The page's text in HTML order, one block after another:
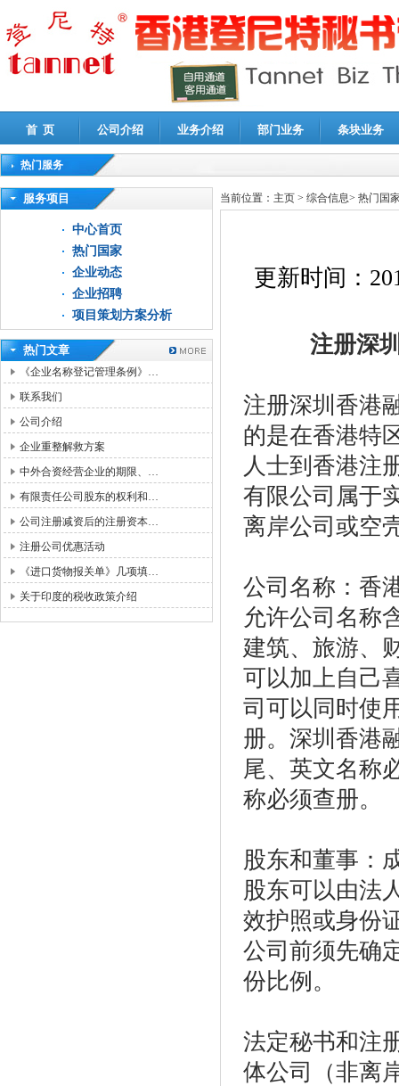
首 页 公司介绍 业务介绍 部门业务 条块业务
热门服务
高新技术企业认定审计|企业所得税汇算清缴申报鉴证
服务项目
中心首页
热门国家
企业动态
企业招聘
项目策划方案分析
热门文章
《企业名称登记管理条例》…
联系我们
公司介绍
企业重整解救方案
中外合资经营企业的期限、…
有限责任公司股东的权利和…
公司注册减资后的注册资本…
注册公司优惠活动
《进口货物报关单》几项填…
关于印度的税收政策介绍
当前位置： 主页 > 综合信息> 热门国
更新时间：
注册深
注册深圳香港
的是在香港特
人士到香港注
有限公司属于
离岸公司或空
公司名称：香
允许公司名称
建筑、旅游、
可以加上自己
司可以同时使
册。深圳香港
尾、英文名称
称必须查册。
股东和董事：
股东可以由法
效护照或身份
公司前须先确
份比例。
法定秘书和注
体公司（非离